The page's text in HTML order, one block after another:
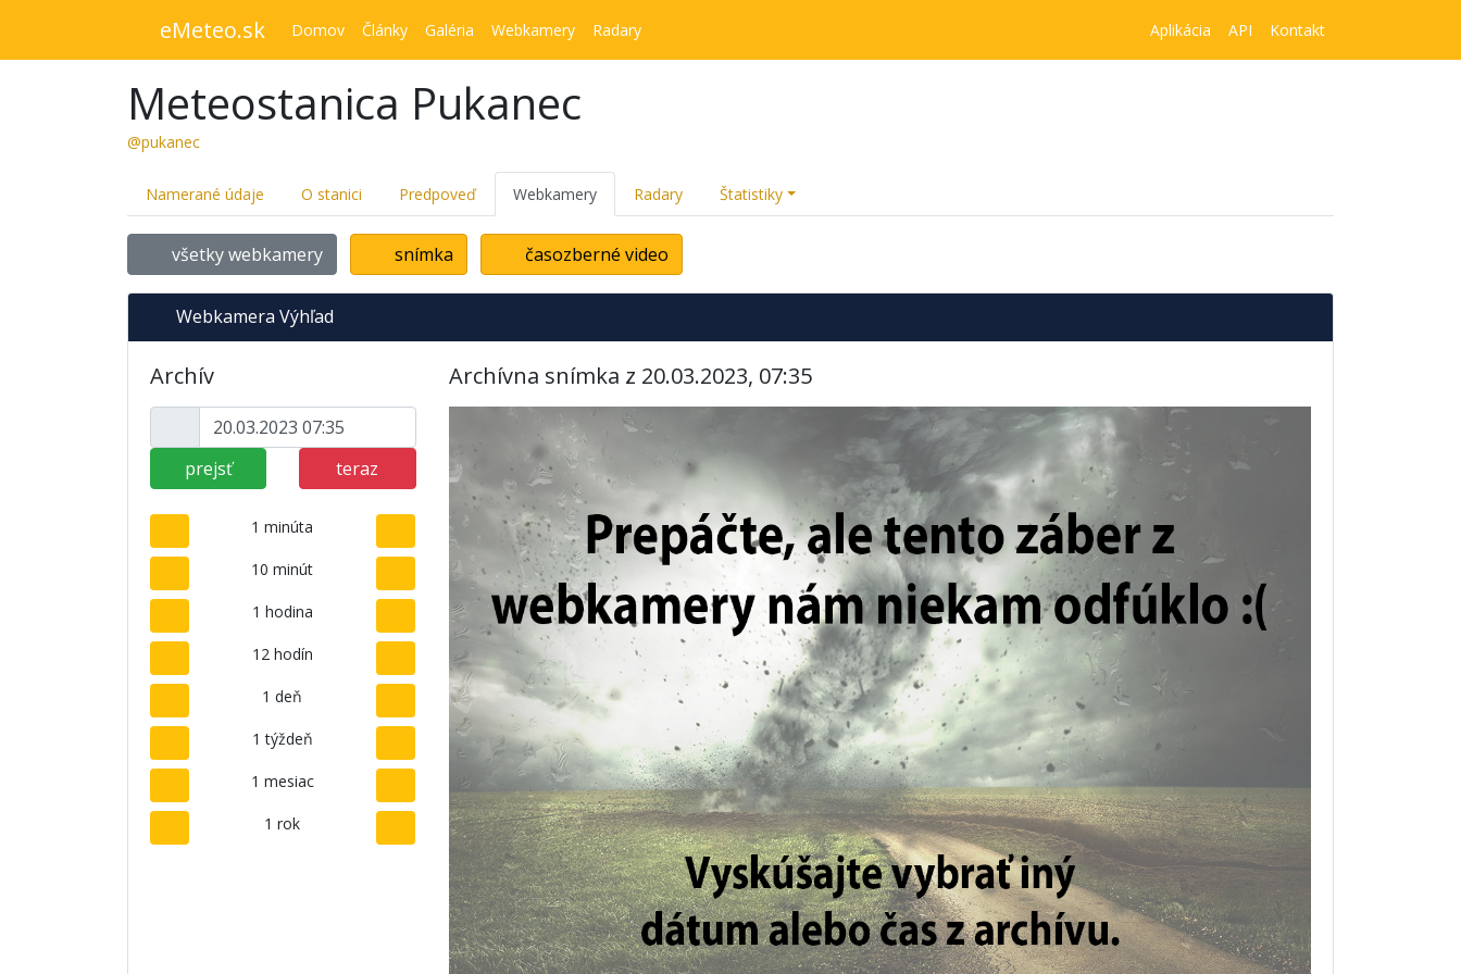
eMeteo.sk Domov Články Galéria Webkamery Radary Aplikácia API Kontakt
Meteostanica Pukanec
@pukanec
Namerané údaje O stanici Predpoveď Webkamery Radary Štatistiky
všetky webkamery snímka časozberné video
Webkamera Výhľad
Archív
prejsť teraz
1 minúta
10 minút
1 hodina
12 hodín
1 deň
1 týždeň
1 mesiac
1 rok
Archívna snímka z 20.03.2023, 07:35